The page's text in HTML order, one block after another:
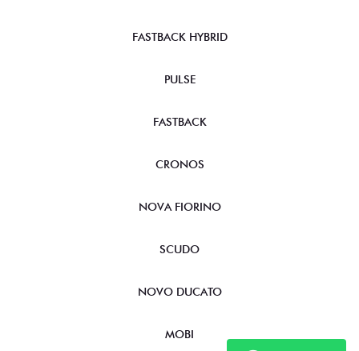
FASTBACK HYBRID
PULSE
FASTBACK
CRONOS
NOVA FIORINO
SCUDO
NOVO DUCATO
MOBI